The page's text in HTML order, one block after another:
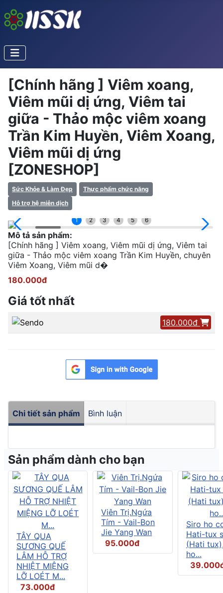
[Chính hãng ] Viêm xoang,
Viêm mũi dị ứng, Viêm tai
giữa - Thảo mộc viêm xoang
Trần Kim Huyền, Viêm Xoang,
Viêm mũi dị ứng
[ZONESHOP]
Sức Khỏe & Làm Đẹp
Thực phẩm chức năng
Hỗ trợ hệ miễn dịch
1 2 3 4 5 6
Mô tả sản phẩm:
[Chính hãng ] Viêm xoang, Viêm mũi dị ứng, Viêm tai
giữa - Thảo mộc viêm xoang Trần Kim Huyền, chuyên
Viêm Xoang, Viêm mũi d�
180.000đ
Giá tốt nhất
180.000đ
Chi tiết sản phẩm Bình luận
Sản phẩm dành cho bạn
TÂY QUA
SƯƠNG QUẾ
LÂM HỖ TRỢ
NHIỆT MIỆNG
LỠ LOÉT M...
73.000đ
Viên Trị.Ngứa
Tím - Vail-Bon
Jie Yang Wan
95.000đ
Siro ho
Hati-tux
(Hati
ho...